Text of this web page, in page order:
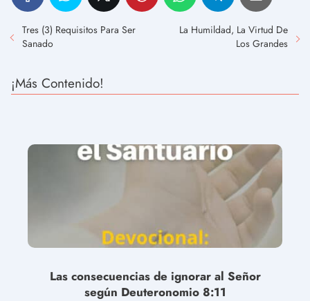
Tres (3) Requisitos Para Ser
Sanado
La Humildad, La Virtud De
Los Grandes
¡Más Contenido!
Las consecuencias de ignorar al Señor
según Deuteronomio 8:11